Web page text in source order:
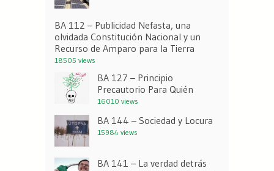
BA 112 – Publicidad Nefasta, una
olvidada Constitución Nacional y un
Recurso de Amparo para la Tierra
18505 views
BA 127 – Principio
Precautorio Para Quién
16010 views
BA 144 – Sociedad y Locura
15984 views
BA 141 – La verdad detrás